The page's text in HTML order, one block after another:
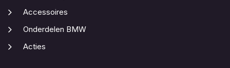
Accessoires
Onderdelen BMW
Acties